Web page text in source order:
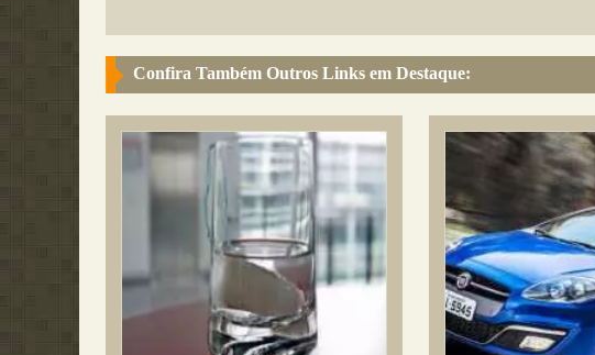
Confira Também Outros Links em Destaque: